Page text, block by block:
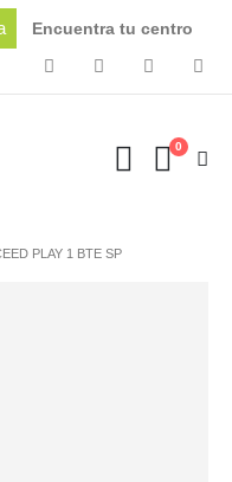
Encuentra tu centro
0
PLAY 1 BTE SP